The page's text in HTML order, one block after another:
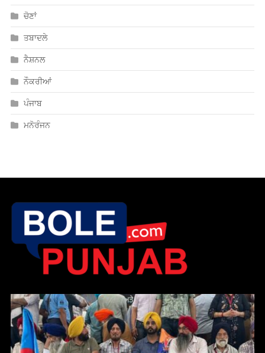
ਚੋਣਾਂ
ਤਬਾਦਲੇ
ਨੈਸ਼ਨਲ
ਨੌਕਰੀਆਂ
ਪੰਜਾਬ
ਮਨੋਰੰਜਨ